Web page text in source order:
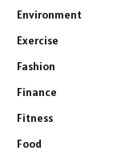
Environment
Exercise
Fashion
Finance
Fitness
Food